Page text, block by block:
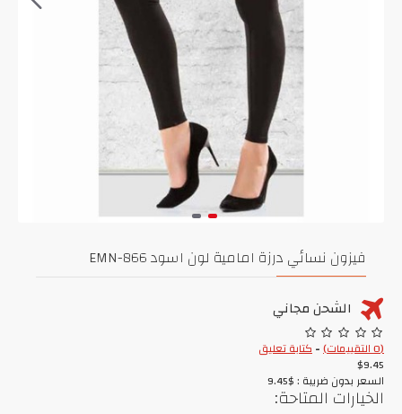
فيزون نسائي درزة امامية لون اسود EMN-866
الشحن مجاني
(0 التقييمات) -كتابة تعليق
$9.45
السعر بدون ضريبة : $9.45
الخيارات المتاحة: